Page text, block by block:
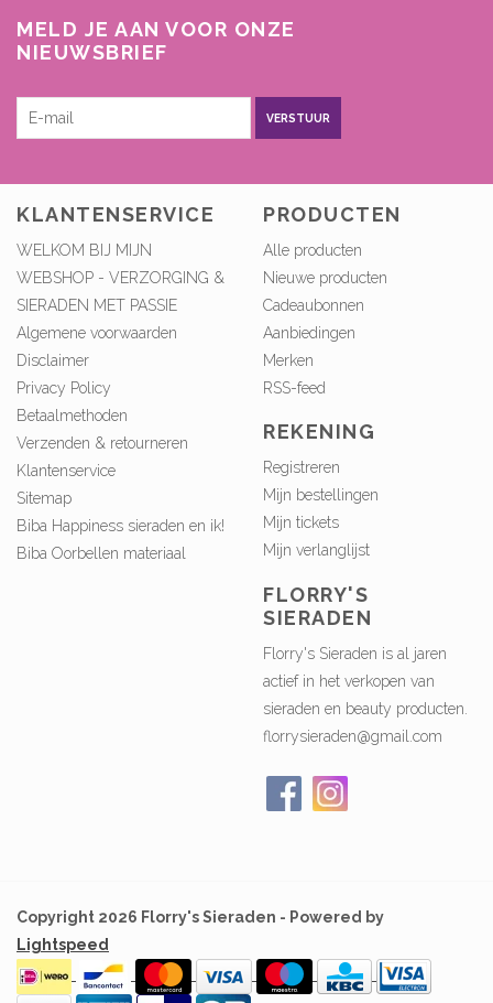
MELD JE AAN VOOR ONZE
NIEUWSBRIEF
VERSTUUR
KLANTENSERVICE
WELKOM BIJ MIJN
WEBSHOP - VERZORGING &
SIERADEN MET PASSIE
Algemene voorwaarden
Disclaimer
Privacy Policy
Betaalmethoden
Verzenden & retourneren
Klantenservice
Sitemap
Biba Happiness sieraden en ik!
Biba Oorbellen materiaal
PRODUCTEN
Alle producten
Nieuwe producten
Cadeaubonnen
Aanbiedingen
Merken
RSS-feed
REKENING
Registreren
Mijn bestellingen
Mijn tickets
Mijn verlanglijst
FLORRY'S
SIERADEN
Florry's Sieraden is al jaren
actief in het verkopen van
sieraden en beauty producten.
florrysieraden@gmail.com
Copyright 2026 Florry's Sieraden - Powered by
Lightspeed